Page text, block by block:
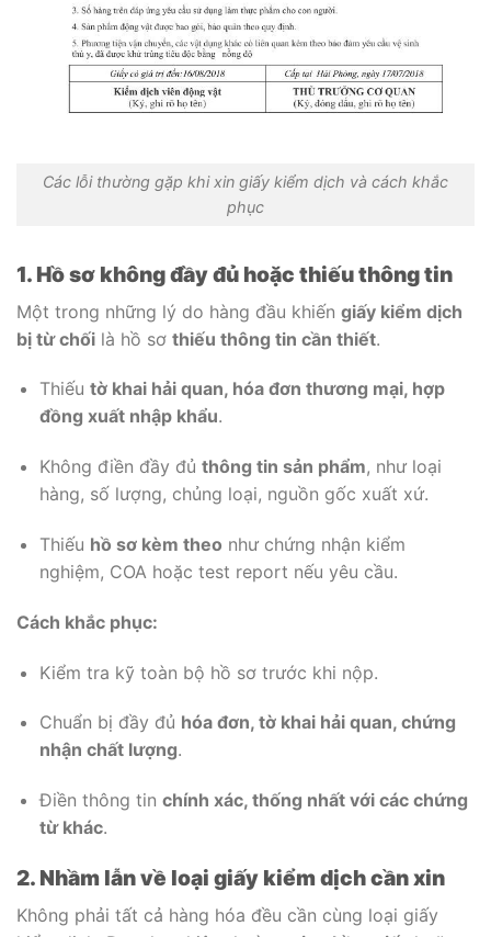
Các lỗi thường gặp khi xin giấy kiểm dịch và cách khắc
phục
1. Hồ sơ không đầy đủ hoặc thiếu thông tin
Một trong những lý do hàng đầu khiến giấy kiểm dịch
bị từ chối là hồ sơ thiếu thông tin cần thiết.
Thiếu tờ khai hải quan, hóa đơn thương mại, hợp
đồng xuất nhập khẩu.
Không điền đầy đủ thông tin sản phẩm, như loại
hàng, số lượng, chủng loại, nguồn gốc xuất xứ.
Thiếu hồ sơ kèm theo như chứng nhận kiểm
nghiệm, COA hoặc test report nếu yêu cầu.
Cách khắc phục:
Kiểm tra kỹ toàn bộ hồ sơ trước khi nộp.
Chuẩn bị đầy đủ hóa đơn, tờ khai hải quan, chứng
nhận chất lượng.
Điền thông tin chính xác, thống nhất với các chứng
từ khác.
2. Nhầm lẫn về loại giấy kiểm dịch cần xin
Không phải tất cả hàng hóa đều cần cùng loại giấy